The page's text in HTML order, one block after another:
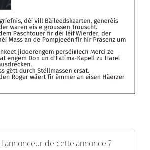
l'annonceur de cette annonce ?